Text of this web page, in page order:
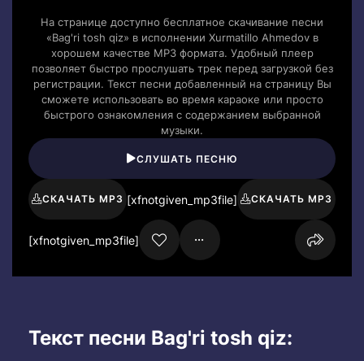
На странице доступно бесплатное скачивание песни
«Bag'ri tosh qiz» в исполнении Xurmatillo Ahmedov в
хорошем качестве MP3 формата. Удобный плеер
позволяет быстро прослушать трек перед загрузкой без
регистрации. Текст песни добавленный на страницу Вы
сможете использовать во время караоке или просто
быстрого ознакомления с содержанием выбранной
музыки.
СЛУШАТЬ ПЕСНЮ
СКАЧАТЬ MP3 [xfnotgiven_mp3file] СКАЧАТЬ MP3
[xfnotgiven_mp3file]
Текст песни Bag'ri tosh qiz: